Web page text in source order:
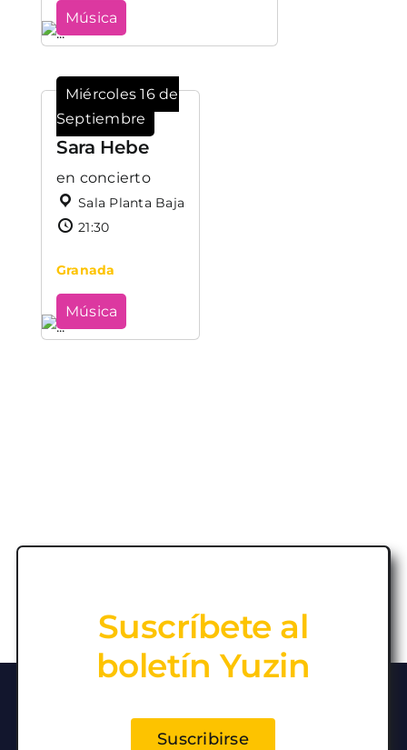
Música
Miércoles 16 de
Septiembre
Sara Hebe
en concierto
Sala Planta Baja
21:30
Granada
Música
Suscríbete al
boletín Yuzin
Suscribirse